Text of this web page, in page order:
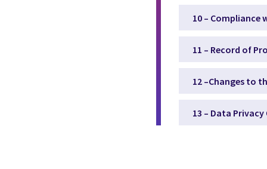
10 – Compliance
11 – Record of
12 –Changes to
13 – Data